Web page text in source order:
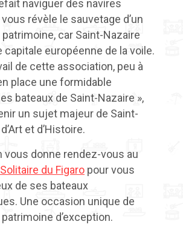
naviguer des navires
vous révèle le sauvetage d’un
car Saint-Nazaire
européenne de la voile.
de cette association, peu à
place une formidable
bateaux de Saint-Nazaire »,
un sujet majeur de Saint-
et d’Histoire.
vous donne rendez-vous au
du Figaro pour vous
de ses bateaux
Une occasion unique de
d’exception.